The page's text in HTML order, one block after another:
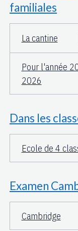
familiales
La cantine
Pour l'année
2026
Dans les
Ecole de 4
Examen
Cambridge